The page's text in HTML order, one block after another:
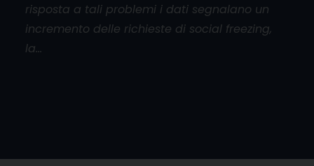
risposta a tali problemi i dati segnalano un
incremento delle richieste di social freezing,
la…